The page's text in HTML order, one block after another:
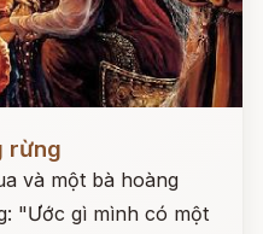
rừng
và một bà hoàng
"Ước gì mình có một